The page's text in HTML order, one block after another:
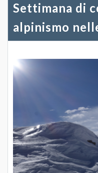
Settimana di
alpinismo